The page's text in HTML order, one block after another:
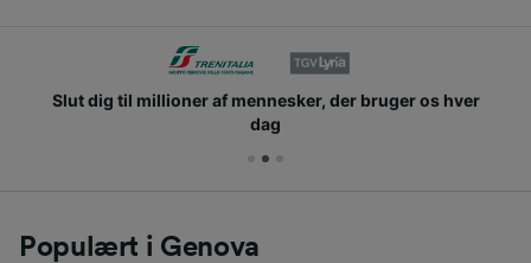
Slut dig til millioner af mennesker, der bruger os hver
dag
Populært i Genova